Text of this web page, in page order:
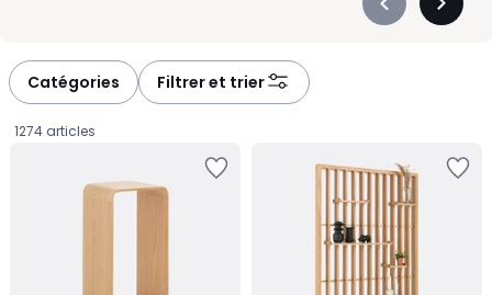
Précédent
Catégories Filtrer et trier
1274 articles